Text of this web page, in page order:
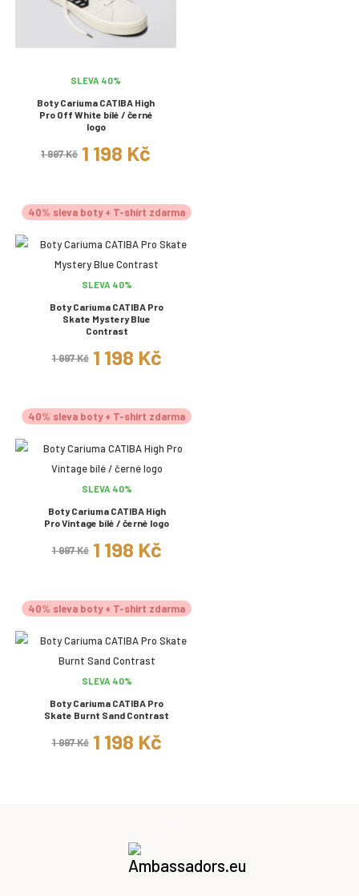
SLEVA 40%
Boty Cariuma CATIBA High
Pro Off White bílé / černé
logo
1 997 Kč 1 198 Kč
40% sleva boty + T-shirt zdarma
SLEVA 40%
Boty Cariuma CATIBA Pro
Skate Mystery Blue
Contrast
1 997 Kč 1 198 Kč
40% sleva boty + T-shirt zdarma
SLEVA 40%
Boty Cariuma CATIBA High
Pro Vintage bílé / černé logo
1 997 Kč 1 198 Kč
40% sleva boty + T-shirt zdarma
SLEVA 40%
Boty Cariuma CATIBA Pro
Skate Burnt Sand Contrast
1 997 Kč 1 198 Kč